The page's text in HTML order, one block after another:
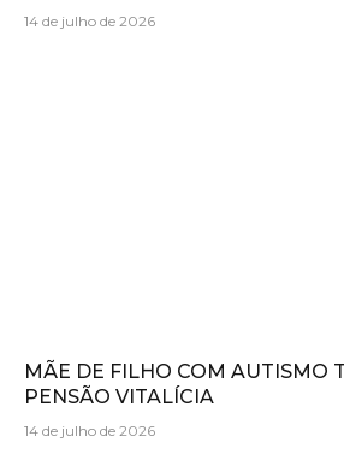
14 de julho de 2026
MÃE DE FILHO COM AUTISMO
PENSÃO VITALÍCIA
14 de julho de 2026